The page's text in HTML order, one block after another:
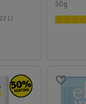
Dagcrème
50g